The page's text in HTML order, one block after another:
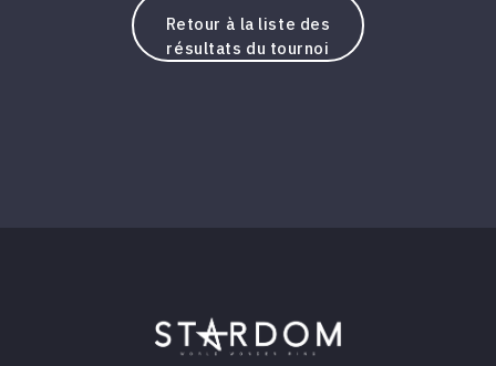
Retour à la liste des
résultats du tournoi